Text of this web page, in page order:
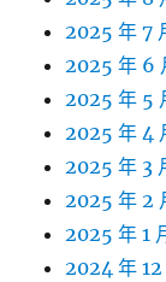
2025 年 7
2025 年 6
2025 年 5
2025 年 4
2025 年 3
2025 年 2
2025 年 1
2024 年 12